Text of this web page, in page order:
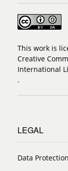
This work is
Creative
International
.
LEGAL
Data